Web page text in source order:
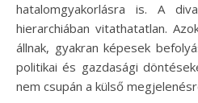
hatalomgyakorlásra is. A
hierarchiában vitathatatlan.
állnak, gyakran képesek
politikai és gazdasági
nem csupán a külső